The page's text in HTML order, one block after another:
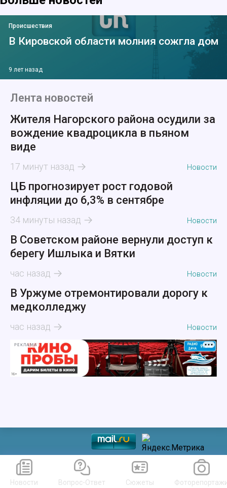
Происшествия
В Кировской области молния сожгла дом
9 лет назад
Лента новостей
Жителя Нагорского района осудили за
вождение квадроцикла в пьяном
виде
17 минут назад Новости
ЦБ прогнозирует рост годовой
инфляции до 6,3% в сентябре
34 минуты назад Новости
В Советском районе вернули доступ к
берегу Ишлыка и Вятки
час назад Новости
В Уржуме отремонтировали дорогу к
медколледжу
час назад Новости
РЕКЛАМА
Новости Вопрос-Ответ Сюжеты